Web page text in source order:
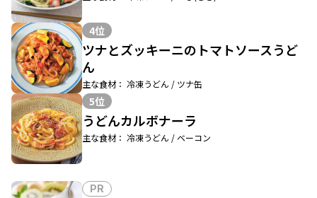
4位
ツナとズッキーニのトマトソースうど
ん
主な食材： 冷凍うどん / ツナ缶
5位
うどんカルボナーラ
主な食材： 冷凍うどん / ベーコン
PR